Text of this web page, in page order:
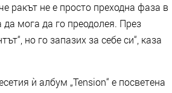
ракът не е просто преходна фаза в
мога да го преодолея. През
но го запазих за себе си“, каза
ѝ албум „Tension“ е посветена